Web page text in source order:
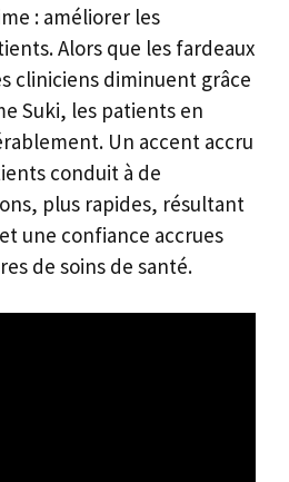
: améliorer les
Alors que les fardeaux
cliniciens diminuent grâce
Suki, les patients en
Un accent accru
conduit à de
plus rapides, résultant
une confiance accrues
de soins de santé.